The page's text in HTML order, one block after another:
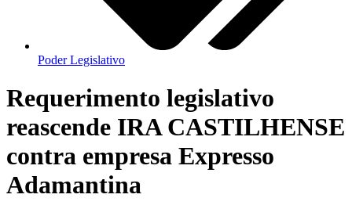
Poder Legislativo
Requerimento legislativo
reascende IRA CASTILHENSE
contra empresa Expresso
Adamantina